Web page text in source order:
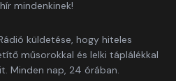
mindenkinek!
küldetése, hogy hiteles
műsorokkal és lelki táplálékkal
Minden nap, 24 órában.